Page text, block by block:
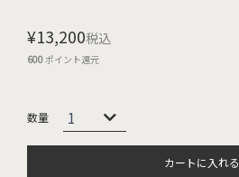
¥13,200税込
600ポイント還元
カートに入れる